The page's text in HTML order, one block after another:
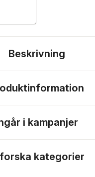
Beskrivning
i kampanjer
kategorier